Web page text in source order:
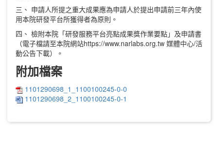
三、 申請人所提之重大成果應為申請人於提出申請前三年內使
用本院研發平台所獲得者為原則。
四、 檢附本院「研發服務平台亮點成果獎作業要點」及申請書
（電子檔請至本院網站https://www.narlabs.org.tw 媒體中心/活
動公告下載）。
附加檔案
1101290698_1_1100100245-0-0
1101290698_2_1100100245-0-1